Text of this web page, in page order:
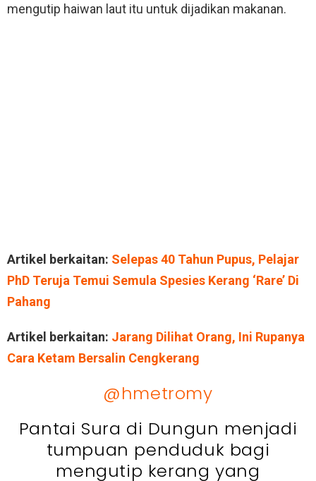
mengutip haiwan laut itu untuk dijadikan makanan.
Artikel berkaitan: Selepas 40 Tahun Pupus, Pelajar
PhD Teruja Temui Semula Spesies Kerang ‘Rare’ Di
Pahang
Artikel berkaitan: Jarang Dilihat Orang, Ini Rupanya
Cara Ketam Bersalin Cengkerang
@hmetromy
Pantai Sura di Dungun menjadi
tumpuan penduduk bagi
mengutip kerang yang